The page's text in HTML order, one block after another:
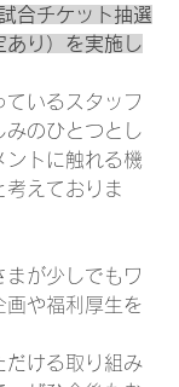
合チケット抽選
あり）を実施し
ているスタッフ
みのひとつとし
ントに触れる機
考えておりま
まが少しでもワ
画や福利厚生を
だける取り組み